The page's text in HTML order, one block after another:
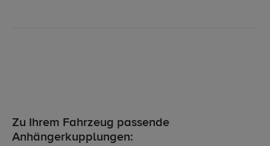
Zu Ihrem Fahrzeug passende
Anhängerkupplungen: